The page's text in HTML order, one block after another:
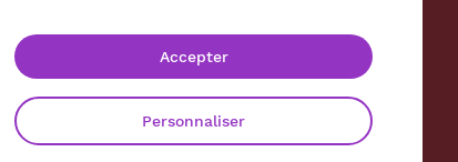
Politique de confidentialité
Personnaliser
Accepter